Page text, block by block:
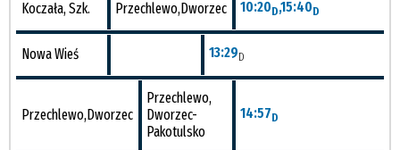
Koczała, Szk. Przechlewo,Dworzec 10:20D,15:40D
Nowa Wieś 13:29D
Przechlewo,Dworzec
Przechlewo,
Dworzec-
Pakotulsko
14:57D